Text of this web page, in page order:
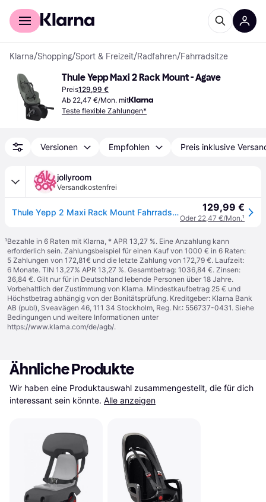
Für Shopper
Klarna/Shopping/Sport & Freizeit/Radfahren/Fahrradsitze
Thule Yepp Maxi 2 Rack Mount - Agave
Preis129,99 €
Ab 22,47 €/Mon. mit
Teste flexible Zahlungen*
Versionen Empfohlen Preis inklusive
jollyroom
Versandkostenfrei
Thule Yepp 2 Maxi Rack Mount Fahrradsitz, Agave 129,99 €
Oder 22,47 €/Mon.¹
¹Bezahle in 6 Raten mit Klarna, * APR 13,27 %. Eine Anzahlung kann
erforderlich sein. Zahlungsbeispiel für einen Kauf von 1000 € in 6 Raten:
5 Zahlungen von 172,81€ und die letzte Zahlung von 172,79 €. Laufzeit:
6 Monate. TIN 13,27% APR 13,27 %. Gesamtbetrag: 1036,84 €. Zinsen:
36,84 €. Gilt nur für in Deutschland lebende Personen über 18 Jahre.
Vorbehaltlich der Zustimmung von Klarna. Mindestkaufbetrag 25 € und
Höchstbetrag abhängig von der Bonitätsprüfung. Kreditgeber: Klarna Bank
AB (publ), Sveavägen 46, 111 34 Stockholm, Reg. Nr.: 556737-0431. Siehe
Bedingungen und weitere Informationen unter
https://www.klarna.com/de/agb/.
Ähnliche Produkte
Wir haben eine Produktauswahl zusammengestellt, die für dich
interessant sein könnte. Alle anzeigen